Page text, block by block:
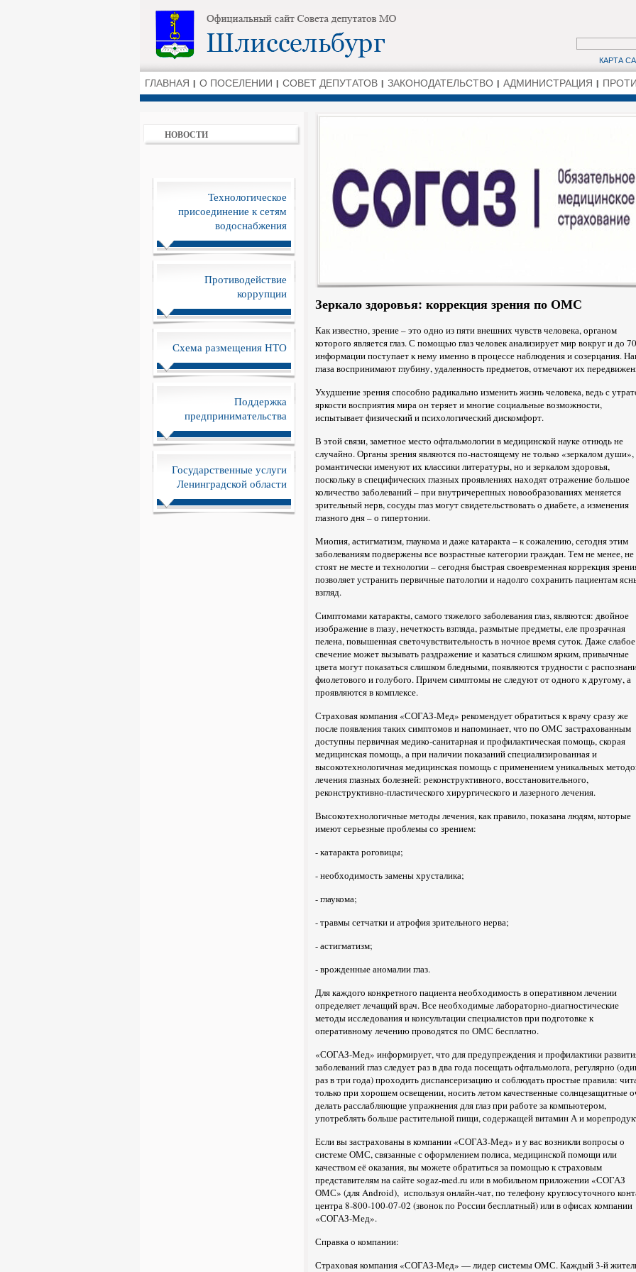
КАРТА
ГЛАВНАЯ О ПОСЕЛЕНИИ СОВЕТ ДЕПУТАТОВ ЗАКОНОДАТЕЛЬСТВО АДМИНИСТРАЦИЯ
НОВОСТИ
Технологическое
присоединение к сетям
водоснабжения
Противодействие
коррупции
Схема размещения НТО
Поддержка
предпринимательства
Государственные услуги
Ленинградской области
Зеркало здоровья: коррекция зрения по ОМС
Как известно, зрение – это одно из пяти внешних чувств человека, органом
которого является глаз. С помощью глаз человек анализирует мир вокруг и до
информации поступает к нему именно в процессе наблюдения и созерцания.
глаза воспринимают глубину, удаленность предметов, отмечают их
Ухудшение зрения способно радикально изменить жизнь человека, ведь с
яркости восприятия мира он теряет и многие социальные возможности,
испытывает физический и психологический дискомфорт.
В этой связи, заметное место офтальмологии в медицинской науке отнюдь не
случайно. Органы зрения являются по-настоящему не только «зеркалом души»,
романтически именуют их классики литературы, но и зеркалом здоровья,
поскольку в специфических глазных проявлениях находят отражение большое
количество заболеваний – при внутричерепных новообразованиях меняется
зрительный нерв, сосуды глаз могут свидетельствовать о диабете, а изменения
глазного дня – о гипертонии.
Миопия, астигматизм, глаукома и даже катаракта – к сожалению, сегодня этим
заболеваниям подвержены все возрастные категории граждан. Тем не менее, не
стоят не месте и технологии – сегодня быстрая своевременная коррекция
позволяет устранить первичные патологии и надолго сохранить пациентам
взгляд.
Симптомами катаракты, самого тяжелого заболевания глаз, являются: двойное
изображение в глазу, нечеткость взгляда, размытые предметы, еле прозрачная
пелена, повышенная светочувствительность в ночное время суток. Даже слабое
свечение может вызывать раздражение и казаться слишком ярким, привычные
цвета могут показаться слишком бледными, появляются трудности с
фиолетового и голубого. Причем симптомы не следуют от одного к другому, а
проявляются в комплексе.
Страховая компания «СОГАЗ-Мед» рекомендует обратиться к врачу сразу же
после появления таких симптомов и напоминает, что по ОМС застрахованным
доступны первичная медико-санитарная и профилактическая помощь, скорая
медицинская помощь, а при наличии показаний специализированная и
высокотехнологичная медицинская помощь с применением уникальных
лечения глазных болезней: реконструктивного, восстановительного,
реконструктивно-пластического хирургического и лазерного лечения.
Высокотехнологичные методы лечения, как правило, показана людям, которые
имеют серьезные проблемы со зрением:
- катаракта роговицы;
- необходимость замены хрусталика;
- глаукома;
- травмы сетчатки и атрофия зрительного нерва;
- астигматизм;
- врожденные аномалии глаз.
Для каждого конкретного пациента необходимость в оперативном лечении
определяет лечащий врач. Все необходимые лабораторно-диагностические
методы исследования и консультации специалистов при подготовке к
оперативному лечению проводятся по ОМС бесплатно.
«СОГАЗ-Мед» информирует, что для предупреждения и профилактики
заболеваний глаз следует раз в два года посещать офтальмолога, регулярно
раз в три года) проходить диспансеризацию и соблюдать простые правила:
только при хорошем освещении, носить летом качественные солнцезащитные
делать расслабляющие упражнения для глаз при работе за компьютером,
употреблять больше растительной пищи, содержащей витамин А и
Если вы застрахованы в компании «СОГАЗ-Мед» и у вас возникли вопросы о
системе ОМС, связанные с оформлением полиса, медицинской помощи или
качеством её оказания, вы можете обратиться за помощью к страховым
представителям на сайте sogaz-med.ru или в мобильном приложении «СОГАЗ
ОМС» (для Android), используя онлайн-чат, по телефону круглосуточного
центра 8-800-100-07-02 (звонок по России бесплатный) или в офисах компании
«СОГАЗ-Мед».
Справка о компании:
Страховая компания «СОГАЗ-Мед» — лидер системы ОМС. Каждый 3-й